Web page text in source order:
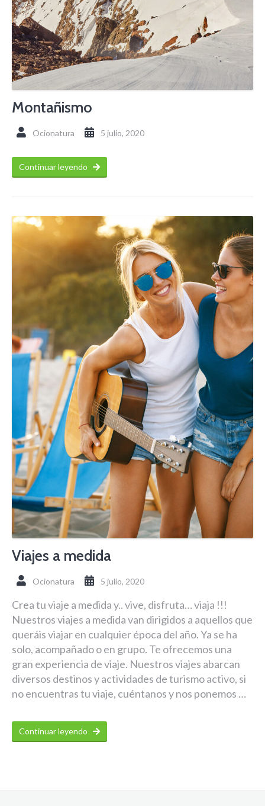
Montañismo
Ocionatura 5 julio, 2020
Continuar leyendo
Viajes a medida
Ocionatura 5 julio, 2020
Crea tu viaje a medida y.. vive, disfruta… viaja !!!
Nuestros viajes a medida van dirigidos a aquellos que
queráis viajar en cualquier época del año. Ya se ha
solo, acompañado o en grupo. Te ofrecemos una
gran experiencia de viaje. Nuestros viajes abarcan
diversos destinos y actividades de turismo activo, si
no encuentras tu viaje, cuéntanos y nos ponemos …
Continuar leyendo